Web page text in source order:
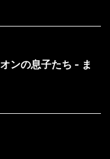
ンの息子たち - ま